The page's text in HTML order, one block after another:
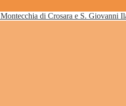
Montecchia di Crosara e S. Giovanni